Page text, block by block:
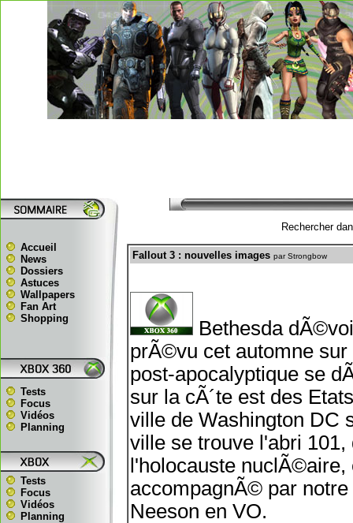
Accueil
News
Dossiers
Astuces
Wallpapers
Fan Art
Shopping
Tests
Focus
Vidéos
Planning
Tests
Focus
Vidéos
Planning
Rechercher
Fallout 3 : nouvelles images par Strongbow
Bethesda
prÃ©vu cet automne
post-apocalyptique se
sur la cÃ´te est des
ville de Washington DC
ville se trouve l'abri
l'holocauste
accompagnÃ© par
Neeson en VO.